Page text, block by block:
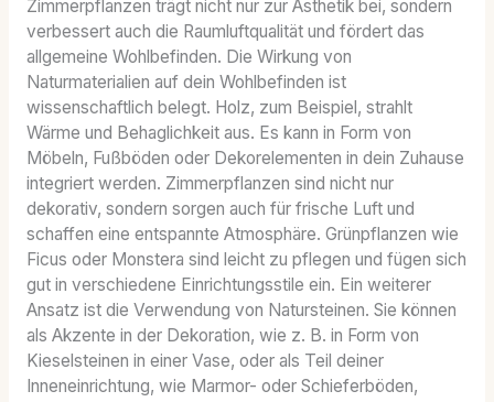
Zimmerpflanzen trägt nicht nur zur Ästhetik bei, sondern
verbessert auch die Raumluftqualität und fördert das
allgemeine Wohlbefinden. Die Wirkung von
Naturmaterialien auf dein Wohlbefinden ist
wissenschaftlich belegt. Holz, zum Beispiel, strahlt
Wärme und Behaglichkeit aus. Es kann in Form von
Möbeln, Fußböden oder Dekorelementen in dein Zuhause
integriert werden. Zimmerpflanzen sind nicht nur
dekorativ, sondern sorgen auch für frische Luft und
schaffen eine entspannte Atmosphäre. Grünpflanzen wie
Ficus oder Monstera sind leicht zu pflegen und fügen sich
gut in verschiedene Einrichtungsstile ein. Ein weiterer
Ansatz ist die Verwendung von Natursteinen. Sie können
als Akzente in der Dekoration, wie z. B. in Form von
Kieselsteinen in einer Vase, oder als Teil deiner
Inneneinrichtung, wie Marmor- oder Schieferböden,